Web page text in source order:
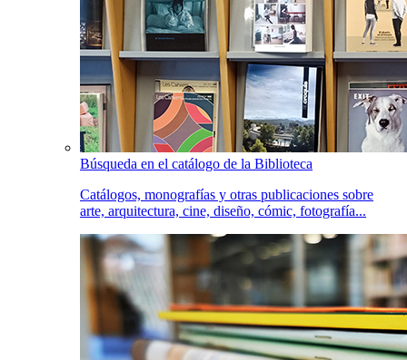
Búsqueda en el catálogo de la Biblioteca
Catálogos, monografías y otras publicaciones sobre
arte, arquitectura, cine, diseño, cómic, fotografía...